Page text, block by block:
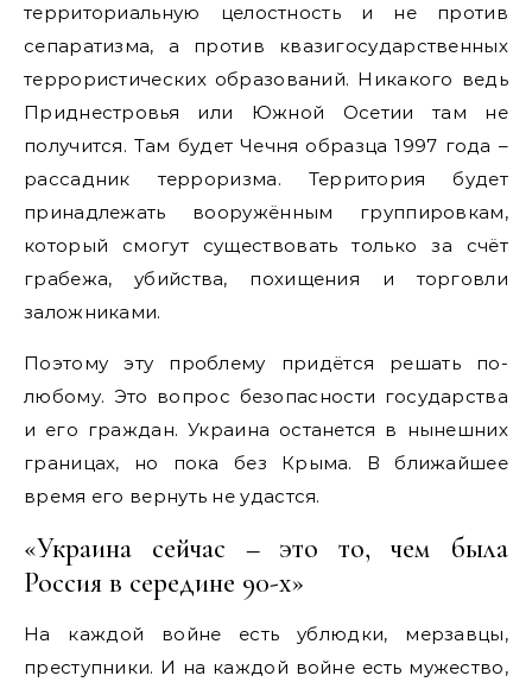
территориальную целостность и не против
сепаратизма, а против квазигосударственных
террористических образований. Никакого ведь
Приднестровья или Южной Осетии там не
получится. Там будет Чечня образца 1997 года –
рассадник терроризма. Территория будет
принадлежать вооружённым группировкам,
который смогут существовать только за счёт
грабежа, убийства, похищения и торговли
заложниками.
Поэтому эту проблему придётся решать по-
любому. Это вопрос безопасности государства
и его граждан. Украина останется в нынешних
границах, но пока без Крыма. В ближайшее
время его вернуть не удастся.
«Украина сейчас – это то, чем была
Россия в середине 90-х»
На каждой войне есть ублюдки, мерзавцы,
преступники. И на каждой войне есть мужество,